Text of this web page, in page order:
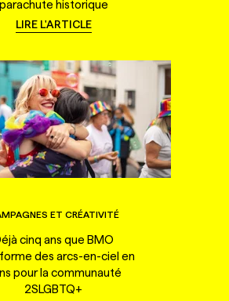
parachute historique
LIRE L'ARTICLE
ET CRÉATIVITÉ
cinq ans que BMO
des arcs-en-ciel en
pour la communauté
2SLGBTQ+